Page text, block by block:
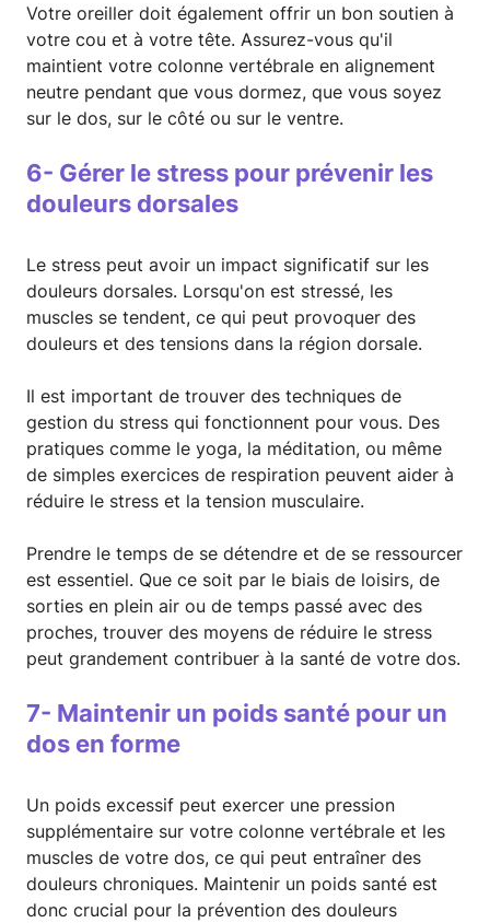
Votre oreiller doit également offrir un bon soutien à
votre cou et à votre tête. Assurez-vous qu'il
maintient votre colonne vertébrale en alignement
neutre pendant que vous dormez, que vous soyez
sur le dos, sur le côté ou sur le ventre.
6- Gérer le stress pour prévenir les
douleurs dorsales
Le stress peut avoir un impact significatif sur les
douleurs dorsales. Lorsqu'on est stressé, les
muscles se tendent, ce qui peut provoquer des
douleurs et des tensions dans la région dorsale.
Il est important de trouver des techniques de
gestion du stress qui fonctionnent pour vous. Des
pratiques comme le yoga, la méditation, ou même
de simples exercices de respiration peuvent aider à
réduire le stress et la tension musculaire.
Prendre le temps de se détendre et de se ressourcer
est essentiel. Que ce soit par le biais de loisirs, de
sorties en plein air ou de temps passé avec des
proches, trouver des moyens de réduire le stress
peut grandement contribuer à la santé de votre dos.
7- Maintenir un poids santé pour un
dos en forme
Un poids excessif peut exercer une pression
supplémentaire sur votre colonne vertébrale et les
muscles de votre dos, ce qui peut entraîner des
douleurs chroniques. Maintenir un poids santé est
donc crucial pour la prévention des douleurs